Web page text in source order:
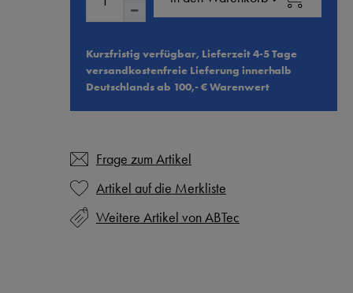
Kurzfristig verfügbar, Lieferzeit 4-5 Tage
versandkostenfreie Lieferung innerhalb
Deutschlands ab 100,- € Warenwert
Frage zum Artikel
Weitere Artikel von ABTec